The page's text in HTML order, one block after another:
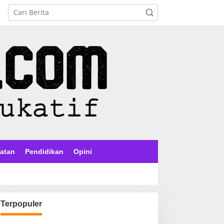
Pendidikan Opini
Terpopuler